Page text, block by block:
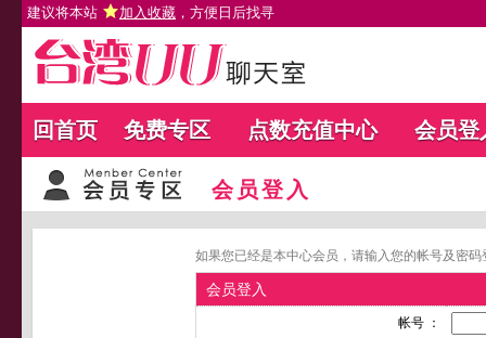
建议将本站 加入收藏 ，方便日后找寻
回首页 免费专区 点数充值中心 会员登
会员登入
如果您已经是本中心会员，请输入您的帐号及密
会员登入
帐号 ：